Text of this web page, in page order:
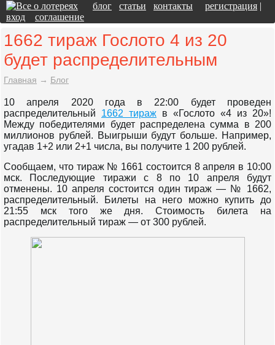
блог статьи контакты регистрация |
вход
соглашение
1662 тираж Гослото 4 из 20
будет распределительным
Главная → Блог
10 апреля 2020 года в 22:00 будет проведен
распределительный 1662 тираж в «Гослото «4 из 20»!
Между победителями будет распределена сумма в 200
миллионов рублей. Выигрыши будут больше. Например,
угадав 1+2 или 2+1 числа, вы получите 1 200 рублей.
Сообщаем, что тираж № 1661 состоится 8 апреля в 10:00
мск. Последующие тиражи с 8 по 10 апреля будут
отменены. 10 апреля состоится один тираж — № 1662,
распределительный. Билеты на него можно купить до
21:55 мск того же дня. Стоимость билета на
распределительный тираж — от 300 рублей.